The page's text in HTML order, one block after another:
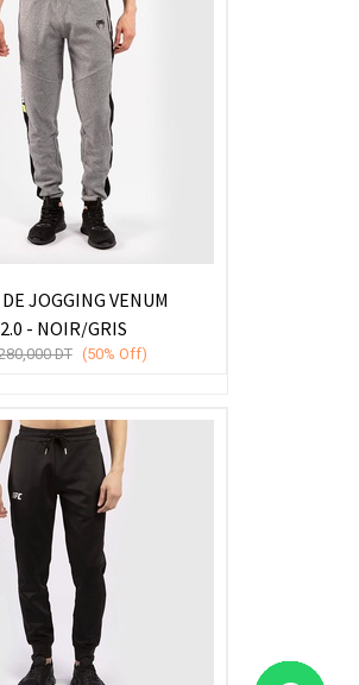
JOGGING VENUM
- NOIR/GRIS
DT (50% Off)